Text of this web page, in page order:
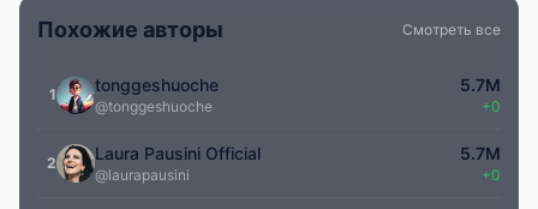
Похожие авторы Смотреть все
1 tonggeshuoche
@tonggeshuoche
5.7M
+0
2 Laura Pausini Official
@laurapausini
5.7M
+0